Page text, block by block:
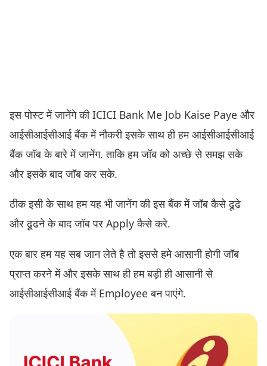
इस पोस्ट में जानेंगे की ICICI Bank Me Job Kaise Paye और
आईसीआईसीआई बैंक में नौकरी इसके साथ ही हम आईसीआईसीआई
बैंक जॉब के बारे में जानेंग. ताकि हम जॉब को अच्छे से समझ सके
और इसके बाद जॉब कर सके.
ठीक इसी के साथ हम यह भी जानेंग की इस बैंक में जॉब कैसे ढूढे
और ढूढने के बाद जॉब पर Apply कैसे करे.
एक बार हम यह सब जान लेते है तो इससे हमे आसानी होगी जॉब
प्राप्त करने में और इसके साथ ही हम बड़ी ही आसानी से
आईसीआईसीआई बैंक में Employee बन पाएंगे.